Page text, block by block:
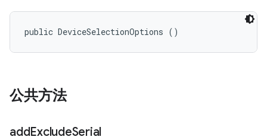
public DeviceSelectionOptions ()
公共方法
addExcludeSerial